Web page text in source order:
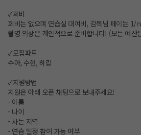
✓회비
회비는 없으며 연습실 대여비, 감독님 페이는 1/
촬영 의상은 개인적으로 준비합니다! (모든 예산
✓모집파트
수아, 수현, 하람
✓지원방법
지원은 아래 오픈 채팅으로 보내주세요!
- 이름
- 나이
- 사는 지역
- 연습 일정 참여 가능 여부